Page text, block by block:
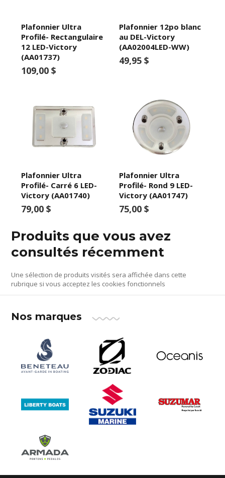
Plafonnier Ultra
Profilé- Rectangulaire
12 LED-Victory
(AA01737)
109,00 $
Plafonnier 12po blanc
au DEL-Victory
(AA02004LED-WW)
49,95 $
Plafonnier Ultra
Profilé- Carré 6 LED-
Victory (AA01740)
79,00 $
Plafonnier Ultra
Profilé- Rond 9 LED-
Victory (AA01747)
75,00 $
Produits que vous avez
consultés récemment
Une sélection de produits visités sera affichée dans cette
rubrique si vous acceptez les cookies fonctionnels
Nos marques